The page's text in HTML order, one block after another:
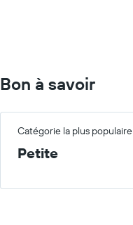
Bon à savoir
Catégorie la plus populaire
Petite